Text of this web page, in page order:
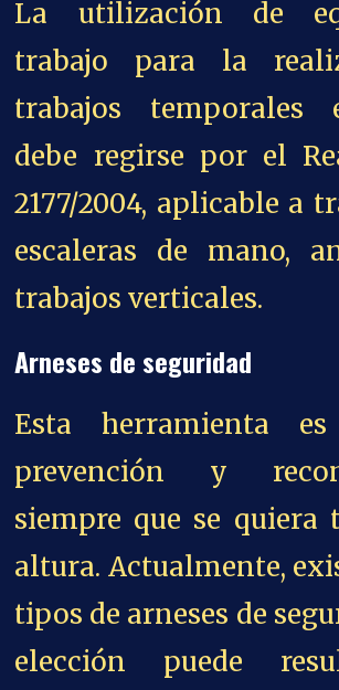
La utilización de
trabajo para la
trabajos temporales
debe regirse por el
2177/2004, aplicable a
escaleras de mano,
trabajos verticales.
Arneses de seguridad
Esta herramienta
prevención y
siempre que se quiera
altura. Actualmente,
tipos de arneses de
elección puede